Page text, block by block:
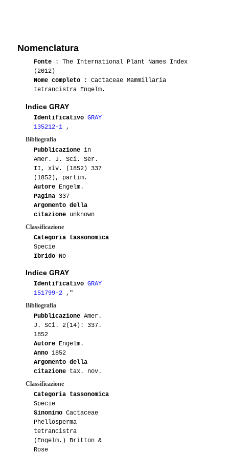
Nomenclatura
Fonte : The International Plant Names Index
(2012)
Nome completo : Cactaceae Mammillaria
tetrancistra Engelm.
Indice GRAY
Identificativo GRAY
135212-1 ,
Bibliografia
Pubblicazione in
Amer. J. Sci. Ser.
II, xiv. (1852) 337
(1852), partim.
Autore Engelm.
Pagina 337
Argomento della
citazione unknown
Classificazione
Categoria tassonomica
Specie
Ibrido No
Indice GRAY
Identificativo GRAY
151799-2 ,"
Bibliografia
Pubblicazione Amer.
J. Sci. 2(14): 337.
1852
Autore Engelm.
Anno 1852
Argomento della
citazione tax. nov.
Classificazione
Categoria tassonomica
Specie
Sinonimo Cactaceae
Phellosperma
tetrancistra
(Engelm.) Britton &
Rose